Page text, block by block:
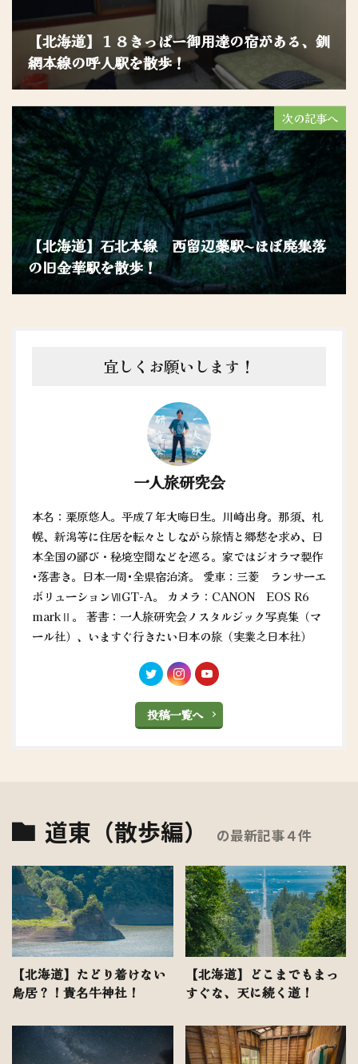
【北海道】１８きっぱー御用達の宿がある、釧
網本線の呼人駅を散歩！
次の記事へ
【北海道】石北本線 西留辺蘂駅〜ほぼ廃集落
の旧金華駅を散歩！
宜しくお願いします！
一人旅研究会
本名：栗原悠人。平成７年大晦日生。川崎出身。那須、札
幌、新潟等に住居を転々としながら旅情と郷愁を求め、日
本全国の鄙び・秘境空間などを巡る。家ではジオラマ製作
•落書き。日本一周•全県宿泊済。 愛車：三菱 ランサーエ
ボリューションⅦGT-A。 カメラ：CANON EOS R6
markⅡ。 著書：一人旅研究会ノスタルジック写真集（マ
ール社）、いますぐ行きたい日本の旅（実業之日本社）
投稿一覧へ
道東（散歩編） の最新記事４件
【北海道】たどり着けない
鳥居？！貴名牛神社！
【北海道】どこまでもまっ
すぐな、天に続く道！